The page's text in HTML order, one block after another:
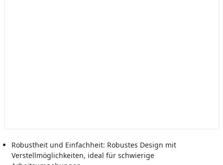
Robustheit und Einfachheit: Robustes Design mit
Verstellmöglichkeiten, ideal für schwierige